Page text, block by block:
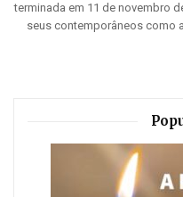
terminada em 11 de novembro
seus contemporâneos como